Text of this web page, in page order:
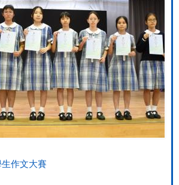
作文大賽